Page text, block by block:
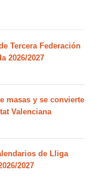
Tercera Federación
2026/2027
masas y se convierte
Valenciana
de Lliga
2027